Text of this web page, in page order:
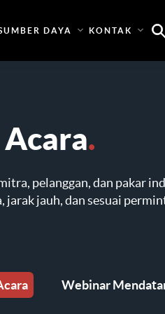
DAYA KONTAK
Acara.
pelanggan, dan pakar
jarak jauh, dan sesuai
Webinar